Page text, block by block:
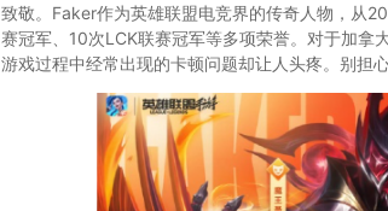
致敬。Faker作为英雄联盟电竞界的传奇人物，从
赛冠军、10次LCK联赛冠军等多项荣誉。对于加拿
游戏过程中经常出现的卡顿问题却让人头疼。别担